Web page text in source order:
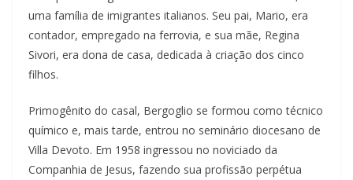
uma família de imigrantes italianos. Seu pai, Mario, era
contador, empregado na ferrovia, e sua mãe, Regina
Sivori, era dona de casa, dedicada à criação dos cinco
filhos.
Primogênito do casal, Bergoglio se formou como técnico
químico e, mais tarde, entrou no seminário diocesano de
Villa Devoto. Em 1958 ingressou no noviciado da
Companhia de Jesus, fazendo sua profissão perpétua